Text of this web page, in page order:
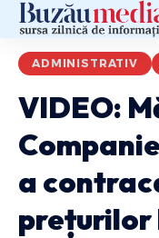
ADMINISTRATIV
VIDEO:
a
prețurilor